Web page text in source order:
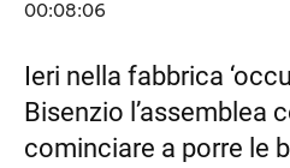
i
e
SHARE
LINK
EMBED
00:08:06
Ieri nella fabbrica
Bisenzio l’assemblea
cominciare a porre le